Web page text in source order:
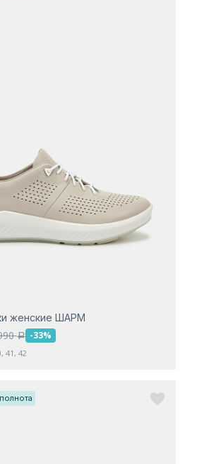
женские ШАРМ
a -33%
41, 42